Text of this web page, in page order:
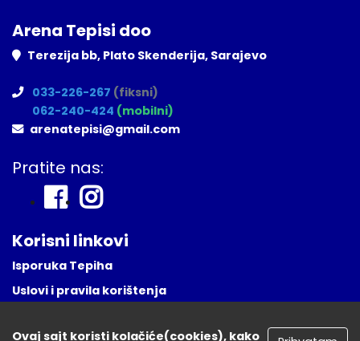
Arena Tepisi doo
Terezija bb, Plato Skenderija, Sarajevo
033-226-267 (fiksni)
062-240-424 (mobilni)
arenatepisi@gmail.com
Pratite nas:
Korisni linkovi
Isporuka Tepiha
Uslovi i pravila korištenja
Ovaj sajt koristi kolačiće(cookies), kako